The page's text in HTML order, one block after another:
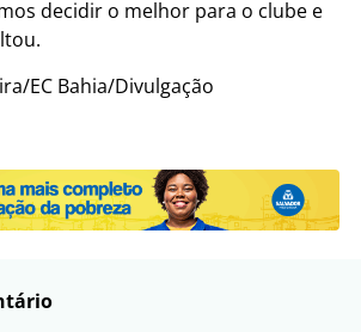
decidir o melhor para o clube e
EC Bahia/Divulgação